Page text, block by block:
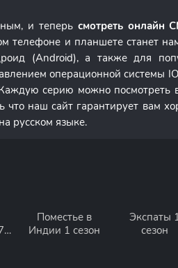
и теперь смотреть
телефоне и планшете станет
(Android), а также для
операционной системы
серию можно посмотреть
что наш сайт гарантирует вам
русском языке.
Поместье в
Индии 1 сезон
Экспаты
сезон